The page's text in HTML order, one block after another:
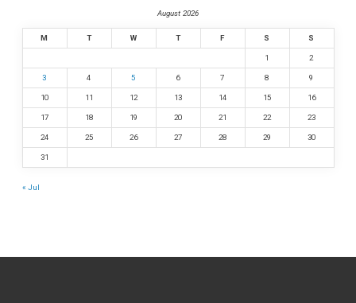
August 2026
M T W T F S S
1 2
3 4 5 6 7 8 9
10 11 12 13 14 15 16
17 18 19 20 21 22 23
24 25 26 27 28 29 30
31
« Jul